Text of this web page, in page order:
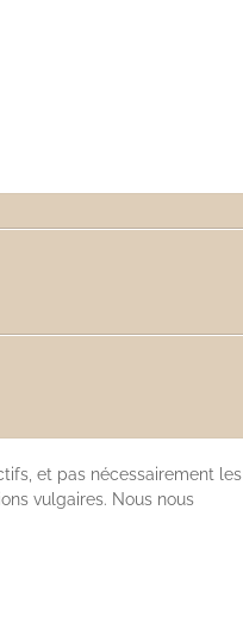
et pas nécessairement les
vulgaires. Nous nous